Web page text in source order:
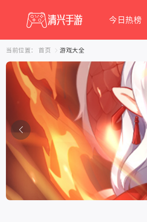
今日热榜
当前位置： 首页 游戏大全